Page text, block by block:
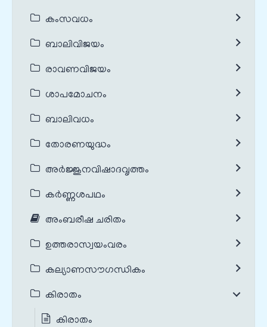
കംസവധം
ബാലിവിജയം
രാവണവിജയം
ശാപമോചനം
ബാലിവധം
തോരണയുദ്ധം
അർജ്ജുനവിഷാദവൃത്തം
കർണ്ണശപഥം
അംബരീഷ ചരിതം
ഉത്തരാസ്വയംവരം
കല്യാണസൗഗന്ധികം
കിരാതം
കിരാതം